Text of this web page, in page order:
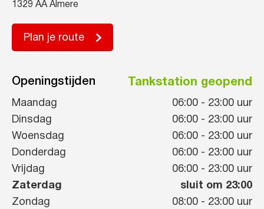
1329 AA Almere
Plan je route
Openingstijden Tankstation geopend
Maandag 06:00 - 23:00 uur
Dinsdag
06:00 - 23:00 uur
Woensdag
06:00 - 23:00 uur
Donderdag
06:00 - 23:00 uur
Vrijdag
06:00 - 23:00 uur
Zaterdag
sluit om 23:00
Zondag
08:00 - 23:00 uur